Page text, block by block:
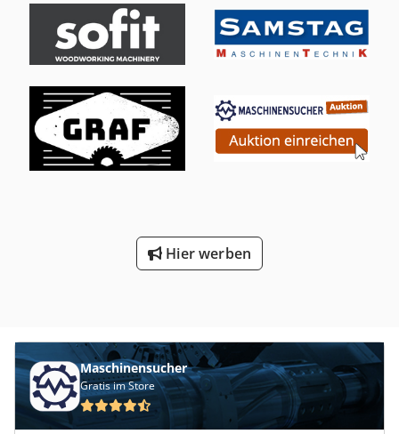
Spindeldurchmesser [mm]: 40 - └ Spindel 4: - -
Spindeldurchmesser [mm]: 40 Csdpewnig Nsfx Ah Eerf -
Einzugstischlänge [mm]: 1780 - Fördermotor [kW]: 5.2 -
Förderantrieb: Kardanantrieb - Durchmesser Absaugdüse
[mm]: 140 - Spannung [V]: 400 - Transportmaße: 2170mm x
4600mm x 1830mm (l x b x h) - Transportpakete [Stk.]: 1
Finanzielle Informationen Mehrwertsteuer: Der
angegebene Preis versteht sich zzgl. Mehrwertsteuer
Mehrwertsteuer/Differenzbesteuerung: Mehrwertsteuer
Hier werben
Maschinensucher
Gratis im Store